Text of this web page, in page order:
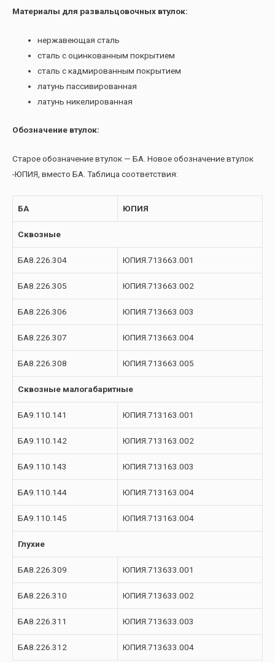
Материалы для развальцовочных втулок:
нержавеющая сталь
сталь с оцинкованным покрытием
сталь с кадмированным покрытием
латунь пассивированная
латунь никелированная
Обозначение втулок:
Старое обозначение втулок — БА. Новое обозначение втулок
-ЮПИЯ, вместо БА. Таблица соответствия:
БА ЮПИЯ
Сквозные
БА8.226.304 ЮПИЯ.713663.001
БА8.226.305 ЮПИЯ.713663.002
БА8.226.306 ЮПИЯ.713663.003
БА8.226.307 ЮПИЯ.713663.004
БА8.226.308 ЮПИЯ.713663.005
Сквозные малогабаритные
БА9.110.141 ЮПИЯ.713163.001
БА9.110.142 ЮПИЯ.713163.002
БА9.110.143 ЮПИЯ.713163.003
БА9.110.144 ЮПИЯ.713163.004
БА9.110.145 ЮПИЯ.713163.004
Глухие
БА8.226.309 ЮПИЯ.713633.001
БА8.226.310 ЮПИЯ.713633.002
БА8.226.311 ЮПИЯ.713633.003
БА8.226.312 ЮПИЯ.713633.004